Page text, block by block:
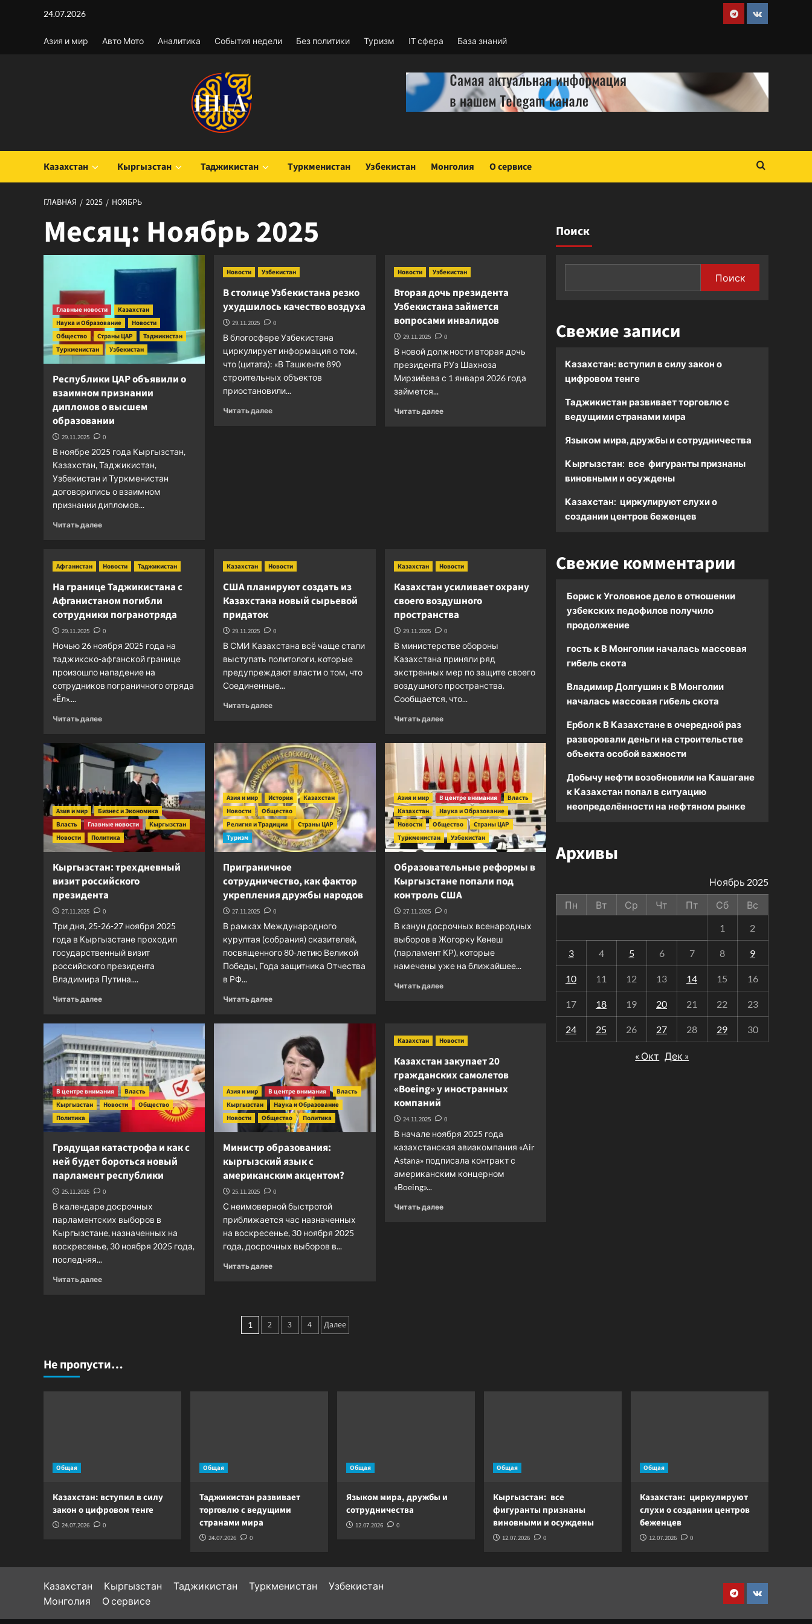
содержимому
24.07.2026
Азия и мир Авто Мото Аналитика События недели Без политики Туризм IT сфера База знаний
Telegram
VK
Казахстан Кыргызстан Таджикистан Туркменистан Узбекистан Монголия О сервисе
ГЛАВНАЯ 2025 НОЯБРЬ
Месяц: Ноябрь 2025
Главные новости
Казахстан
Наука и Образование
Новости
Общество
Страны ЦАР
Таджикистан
Туркменистан
Узбекистан
Республики ЦАР объявили о
взаимном признании
дипломов о высшем
образовании
29.11.2025 0
В ноябре 2025 года Кыргызстан,
Казахстан, Таджикистан,
Узбекистан и Туркменистан
договорились о взаимном
признании дипломов...
Читать далееПрочитать
ЦАР
о
взаимном
признании
высшем
образовании
Новости Узбекистан
В столице Узбекистана резко
ухудшилось качество воздуха
29.11.2025 0
В блогосфере Узбекистана
циркулирует информация о том,
что (цитата): «В Ташкенте 890
строительных объектов
приостановили...
Читать далееПрочитать
Новости Узбекистан
Вторая дочь президента
Узбекистана займется
вопросами инвалидов
29.11.2025 0
В новой должности вторая дочь
президента РУз Шахноза
Мирзиёева с 1 января 2026 года
займется...
Читать далееПрочитать
Афганистан Новости Таджикистан
На границе Таджикистана с
Афганистаном погибли
сотрудники погранотряда
29.11.2025 0
Ночью 26 ноября 2025 года на
таджикско-афганской границе
произошло нападение на
сотрудников пограничного отряда
«Ёл»....
Читать далееПрочитать
На
границе
Таджикистана
с
Афганистаном
погибли
сотрудники
погранотряда
Казахстан Новости
США планируют создать из
Казахстана новый сырьевой
придаток
29.11.2025 0
В СМИ Казахстана всё чаще стали
выступать политологи, которые
предупреждают власти о том, что
Соединенные...
Читать далееПрочитать
планируют
создать
из
Казахстана
новый
сырьевой
придаток
Казахстан Новости
Казахстан усиливает охрану
своего воздушного
пространства
29.11.2025 0
В министерстве обороны
Казахстана приняли ряд
экстренных мер по защите своего
воздушного пространства.
Сообщается, что...
Читать далееПрочитать
Казахстан
усиливает
охрану
своего
воздушного
пространства
Азия и мир
Бизнес и Экономика
Власть
Главные новости
Кыргызстан
Новости
Политика
Кыргызстан: трехдневный
визит российского
президента
27.11.2025 0
Три дня, 25-26-27 ноября 2025
года в Кыргызстане проходил
государственный визит
российского президента
Владимира Путина....
Читать далееПрочитать
трехдневный
визит
российского
президента
Азия и мир История
Казахстан
Новости
Общество
Религия и Традиции
Страны ЦАР
Туризм
Приграничное
сотрудничество, как фактор
укрепления дружбы народов
27.11.2025 0
В рамках Международного
курултая (собрания) сказителей,
посвященного 80-летию Великой
Победы, Года защитника Отчества
в РФ...
Читать далееПрочитать
сотрудничество,
как
фактор
укрепления
дружбы
народов
Азия и мир В центре внимания
Власть
Казахстан
Наука и Образование
Новости
Общество
Страны ЦАР
Туркменистан
Узбекистан
Образовательные реформы в
Кыргызстане попали под
контроль США
27.11.2025 0
В канун досрочных всенародных
выборов в Жогорку Кенеш
(парламент КР), которые
намечены уже на ближайшее...
Читать далееПрочитать
в
попали
под
контроль
В центре внимания
Власть
Кыргызстан
Новости
Общество
Политика
Грядущая катастрофа и как с
ней будет бороться новый
парламент республики
25.11.2025 0
В календаре досрочных
парламентских выборов в
Кыргызстане, назначенных на
воскресенье, 30 ноября 2025 года,
последняя...
Читать далееПрочитать
ней
бороться
Азия и мир В центре внимания
Власть
Кыргызстан
Наука и Образование
Новости
Общество Политика
Министр образования:
кыргызский язык с
американским акцентом?
25.11.2025 0
С неимоверной быстротой
приближается час назначенных
на воскресенье, 30 ноября 2025
года, досрочных выборов в...
Читать далееПрочитать
кыргызский
язык
Казахстан Новости
Казахстан закупает 20
гражданских самолетов
«Boeing» у иностранных
компаний
24.11.2025 0
В начале ноября 2025 года
казахстанская авиакомпания «Air
Astana» подписала контракт с
американским концерном
«Boeing»...
Читать далееПрочитать
Пагинация
1 2 3 4 Далее
Поиск
Поиск
Свежие записи
Казахстан: вступил в силу закон о
цифровом тенге
Таджикистан развивает торговлю с
ведущими странами мира
Языком мира, дружбы и сотрудничества
Кыргызстан: все фигуранты признаны
виновными и осуждены
Казахстан: циркулируют слухи о
создании центров беженцев
Свежие комментарии
БорискУголовное дело в отношении
узбекских педофилов получило
продолжение
гостьк В Монголии началась массовая
гибель скота
Владимир Долгушин к В Монголии
началась массовая гибель скота
Ерболк В Казахстане в очередной раз
разворовали деньги на строительстве
объекта особой важности
Добычу нефти возобновили на Кашагане
к Казахстан попал в ситуацию
неопределённости на нефтяном рынке
Архивы
Ноябрь 2025
Пн
Вт Ср Чт Пт Сб
Вс
1
2
3 4 5 6 7 8 9
10 11 12 13 14 15 16
17 18 19 20 21 22 23
24 25 26 27 28 29 30
« Окт Дек »
Не пропусти…
Общая
Казахстан: вступил в силу
закон о цифровом тенге
24.07.2026 0
Общая
Таджикистан развивает
торговлю с ведущими
странами мира
24.07.2026 0
Общая
Языком мира, дружбы и
сотрудничества
12.07.2026 0
Общая
Кыргызстан: все
фигуранты признаны
виновными и осуждены
12.07.2026 0
Общая
Казахстан: циркулируют
слухи о создании центров
беженцев
12.07.2026 0
Казахстан Кыргызстан Таджикистан Туркменистан
Узбекистан
Монголия
О сервисе Telegram
VK